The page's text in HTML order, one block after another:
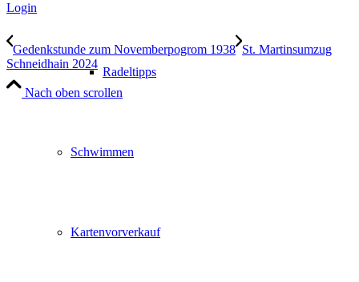
Radeltipps
Schwimmen
Kartenvorverkauf
Login
Gedenkstunde zum Novemberpogrom 1938 St. Martinsumzug
Schneidhain 2024
Nach oben scrollen